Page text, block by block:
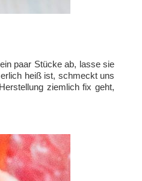
paar Stücke ab, lasse sie
heiß ist, schmeckt uns
ziemlich fix geht,